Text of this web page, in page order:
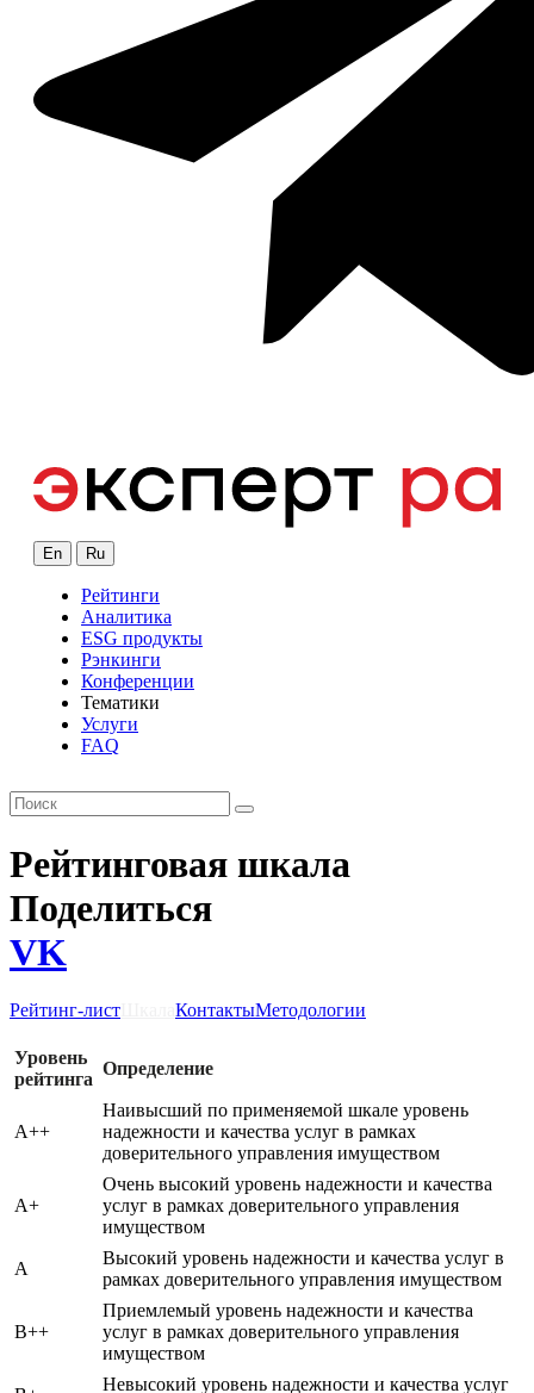
En Ru
Рейтинги
Аналитика
ESG продукты
Рэнкинги
Конференции
Тематики
Услуги
FAQ
Рейтинговая шкала
Поделиться
VK
Рейтинг-лист КонтактыМетодологии
Уровень
рейтинга
Определение
A++
Наивысший по применяемой шкале уровень
надежности и качества услуг в рамках
доверительного управления имуществом
A+
Очень высокий уровень надежности и качества
услуг в рамках доверительного управления
имуществом
A
Высокий уровень надежности и качества услуг в
рамках доверительного управления имуществом
B++
Приемлемый уровень надежности и качества
услуг в рамках доверительного управления
имуществом
Невысокий уровень надежности и качества услуг